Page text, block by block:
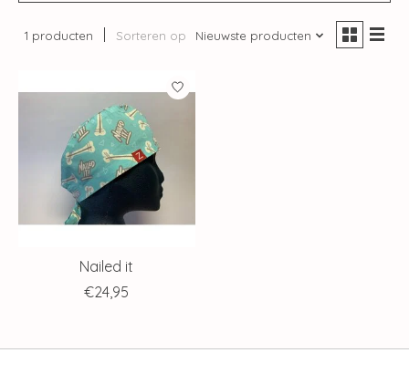
1 producten Sorteren op Nieuwste producten
Nailed it
€24,95